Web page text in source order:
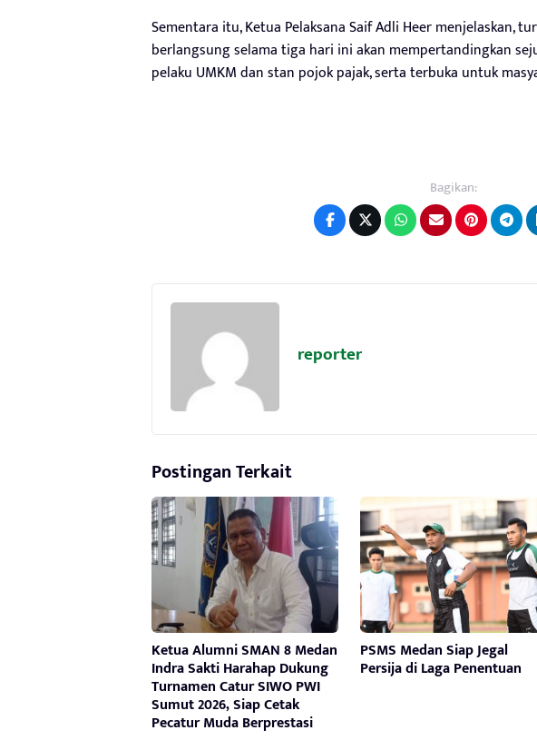
Sementara itu, Ketua Pelaksana Saif Adli Heer menjelaskan,
berlangsung selama tiga hari ini akan mempertandingkan
pelaku UMKM dan stan pojok pajak, serta terbuka untuk
Bagikan:
reporter
Postingan Terkait
Ketua Alumni SMAN 8 Medan
Indra Sakti Harahap Dukung
Turnamen Catur SIWO PWI
Sumut 2026, Siap Cetak
Pecatur Muda Berprestasi
PSMS Medan Siap Jegal
Persija di Laga Penentuan